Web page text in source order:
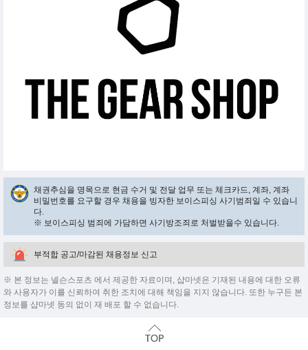
채권추심을 명목으로 현금 수거 및 전달 업무 또는 체크카드, 계좌, 계좌
비밀번호를 요구할 경우 채용을 빙자한 보이스피싱 사기범죄일 수 있습니
다.
※ 보이스피싱 범죄에 가담하면 사기방조죄로 처벌받을수 있습니다.
부적합 공고/마감된 채용정보 신고
※ 본 정보는 넬슨스포츠 에서 제공한 자료이며, 샵마넷은 기재된 내용에 대한 오류
와 사용자가 이를 신뢰하여 취한 조치에 대해 책임을 지지 않습니다. 또한 누구든 본
정보를 샵마넷 동의 없이 재 배포 할 수 없습니다.